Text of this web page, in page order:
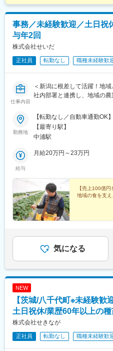
事務／未経験歓迎／土日祝
与年2回
株式会社せいだ
正社員 転勤なし 職種未経験歓
仕事内容
＜新潟に根差して活躍！地
社内部署と連携し、地域の
勤務地
【転勤なし／自動車通勤
【最寄り駅】
中浦駅
給与
月給20万円～23万円
【売上100億円
地域の食を支え
気になる
NEW
【茨城/八千代町※未経験
土日祝休/業歴60年以上の
株式会社せきなが
正社員 転勤なし 職種未経験歓